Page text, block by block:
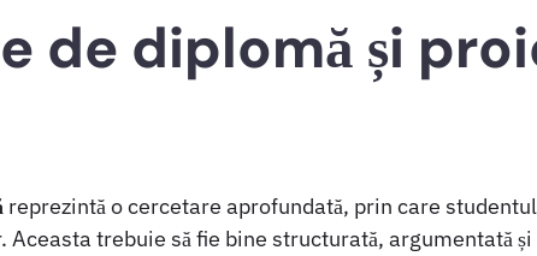
de diplomă și
reprezintă o cercetare aprofundată, prin care
trebuie să fie bine structurată, argumentată